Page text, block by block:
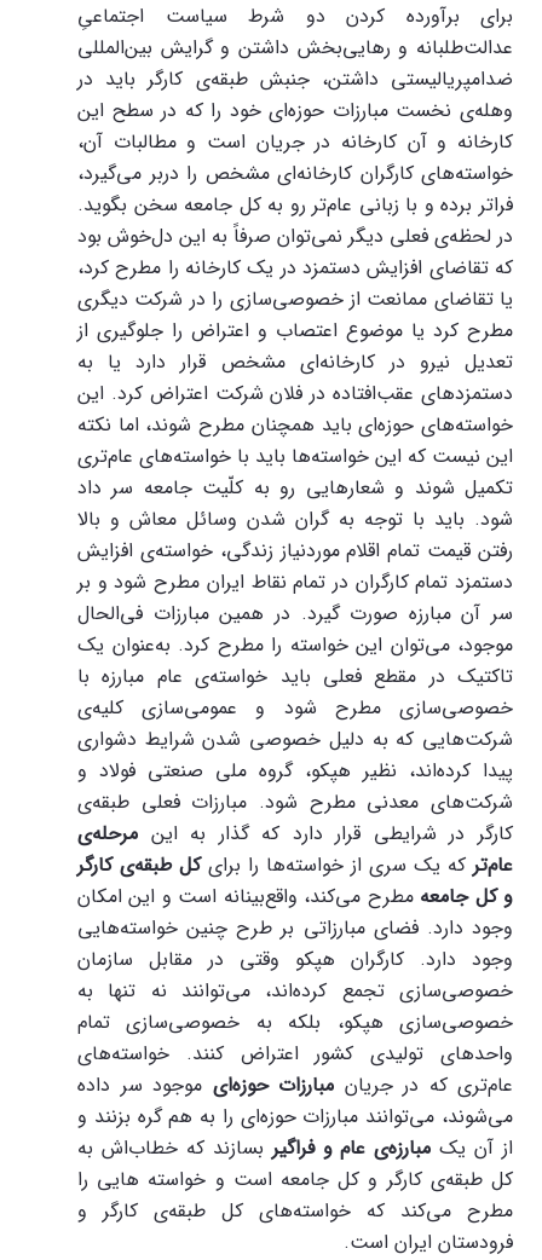
برای برآورده کردن دو شرط سیاست اجتماعیِ
عدالت‌طلبانه و رهایی‌بخش داشتن و گرایش بین‌المللی
ضدامپریالیستی داشتن، جنبش طبقه‌ی کارگر باید در
وهله‌ی نخست مبارزات حوزه‌ای خود را که در سطح این
کارخانه و آن کارخانه در جریان است و مطالبات آن،
خواسته‌های کارگران کارخانه‌ای مشخص را دربر می‌گیرد،
فراتر برده و با زبانی عام‌تر رو به کل جامعه سخن بگوید.
در لحظه‌‌ی فعلی دیگر نمی‌توان صرفاً به این دل‌خوش بود
که تقاضای افزایش دستمزد در یک کارخانه را مطرح کرد،
یا تقاضای ممانعت از خصوصی‌سازی را در شرکت دیگری
مطرح کرد یا موضوع اعتصاب و اعتراض را جلوگیری از
تعدیل نیرو در کارخانه‌ای مشخص قرار دارد یا به
دستمزدهای عقب‌افتاده در فلان شرکت اعتراض کرد. این
خواسته‌های حوزه‌ای باید همچنان مطرح شوند، اما نکته
این نیست که این خواسته‌ها باید با خواسته‌های عام‌تری
تکمیل شوند و شعارهایی رو به کلّیت جامعه سر داد
شود. باید با توجه به گران شدن وسائل معاش و بالا
رفتن قیمت تمام اقلام موردنیاز زندگی، خواسته‌ی افزایش
دستمزد تمام کارگران در تمام نقاط ایران مطرح شود و بر
سر آن مبارزه صورت گیرد. در همین مبارزات فی‌الحال
موجود، می‌توان این خواسته را مطرح کرد. به‌عنوان یک
تاکتیک در مقطع فعلی باید خواسته‌ی عام مبارزه با
خصوصی‌سازی مطرح شود و عمومی‌سازی کلیه‌ی
شرکت‌هایی که به دلیل خصوصی شدن شرایط دشواری
پیدا کرده‌اند، نظیر هپکو، گروه ملی صنعتی فولاد و
شرکت‌های معدنی مطرح شود. مبارزات فعلی طبقه‌ی
کارگر در شرایطی قرار دارد که گذار به این مرحله‌ی
عام‌تر که یک سری از خواسته‌ها را برایکل طبقه‌ی کارگر
و کل جامعه مطرح می‌کند، واقع‌بینانه است و این امکان
وجود دارد. فضای مبارزاتی بر طرح چنین خواسته‌هایی
وجود دارد. کارگران هپکو وقتی در مقابل سازمان
خصوصی‌سازی تجمع کرده‌اند، می‌توانند نه تنها به
خصوصی‌سازی هپکو، بلکه به خصوصی‌سازی تمام
واحدهای تولیدی کشور اعتراض کنند. خواسته‌های
عام‌تری که در جریان مبارزات حوزه‌ای موجود سر داده
می‌شوند، می‌توانند مبارزات حوزه‌ای را به هم گره بزنند و
از آن یک مبارزه‌ی عام و فراگیر بسازند که خطاب‌اش به
کل طبقه‌ی کارگر و کل جامعه است و خواسته هایی را
مطرح می‌کند که خواسته‌های کل طبقه‌ی کارگر و
فرودستان ایران است.